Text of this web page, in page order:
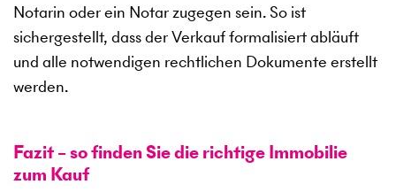
Notarin oder ein Notar zugegen sein. So ist
sichergestellt, dass der Verkauf formalisiert abläuft
und alle notwendigen rechtlichen Dokumente erstellt
werden.
Fazit – so finden Sie die richtige Immobilie
zum Kauf